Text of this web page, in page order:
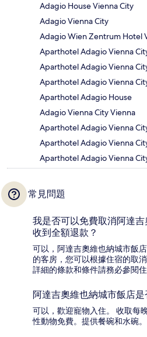
Adagio House Vienna City
Adagio Vienna City
Adagio Wien Zentrum Hotel
Aparthotel Adagio Vienna
Aparthotel Adagio Vienna
Aparthotel Adagio Vienna
Aparthotel Adagio House
Adagio Vienna City Vienna
Aparthotel Adagio Vienna
Aparthotel Adagio Vienna
Aparthotel Adagio Vienna
常見問題
我是否可以免費取消阿達
收到全額退款？
可以，阿達吉奧維也納城市飯
的客房，您可以根據住宿的取
詳細的條款和條件請務必參閱住
阿達吉奧維也納城市飯店
可以，歡迎寵物入住。 收取每
性動物免費。提供餐碗和水碗。